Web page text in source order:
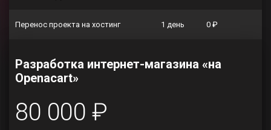
Перенос проекта на хостинг 1 день 0 ₽
Разработка интернет-магазина «на
Openacart»
80 000 ₽